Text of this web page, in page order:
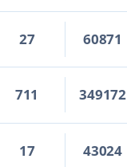
27 60871
711 349172
17 43024